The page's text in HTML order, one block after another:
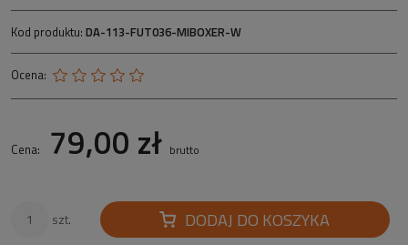
Kod produktu: DA-113-FUT036-MIBOXER-W
Ocena:
Cena: 79,00 zł brutto
szt. DODAJ DO KOSZYKA